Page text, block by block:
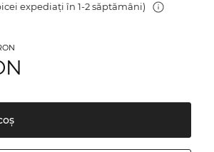
expediați în 1-2 săptămâni)